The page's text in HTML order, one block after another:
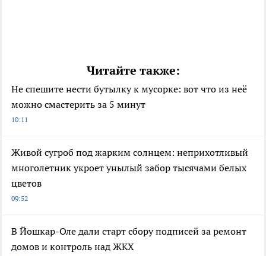
Читайте также:
Не спешите нести бутылку к мусорке: вот что из неё
можно смастерить за 5 минут
10:11
Живой сугроб под жарким солнцем: неприхотливый
многолетник укроет унылый забор тысячами белых
цветов
09:52
В Йошкар-Оле дали старт сбору подписей за ремонт
домов и контроль над ЖКХ